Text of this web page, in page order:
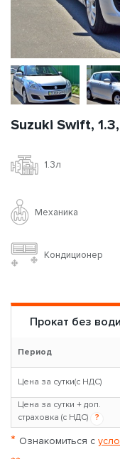
Suzuki Swift,
1.3л
Механика
Кондиционер
Прокат без
Период
Цена за сутки(с НДС)
Цена за сутки + доп.
страховка (с НДС)
?
* Ознакомиться с